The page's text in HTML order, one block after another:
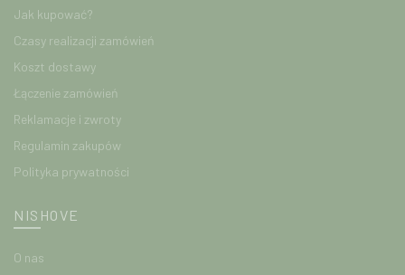
Jak kupować?
Czasy realizacji zamówień
Koszt dostawy
Łączenie zamówień
Reklamacje i zwroty
Regulamin zakupów
Polityka prywatności
NISHOVE
O nas